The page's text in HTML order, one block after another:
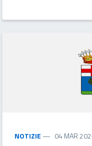
NOTIZIE 04 MAR